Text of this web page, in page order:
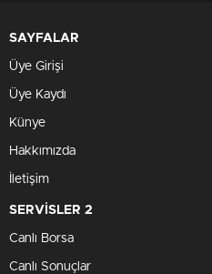
SAYFALAR
Üye Girişi
Üye Kaydı
Künye
Hakkımızda
İletişim
SERVİSLER 2
Canlı Borsa
Canlı Sonuçlar